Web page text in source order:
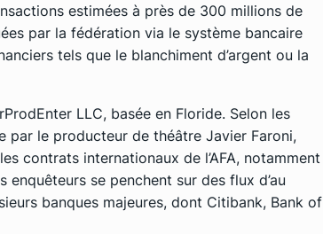
estimées à près de 300 millions de
par la fédération via le système bancaire
tels que le blanchiment d’argent ou la
LLC, basée en Floride. Selon les
par le producteur de théâtre Javier Faroni,
contrats internationaux de l’AFA, notamment
se penchent sur des flux d’au
banques majeures, dont Citibank, Bank of